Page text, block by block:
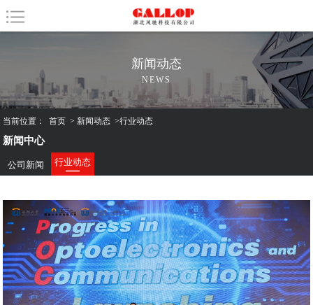
新闻动态
NEWS
当前位置： 首页 > 新闻动态 >行业动态
新闻中心
公司新闻 行业动态